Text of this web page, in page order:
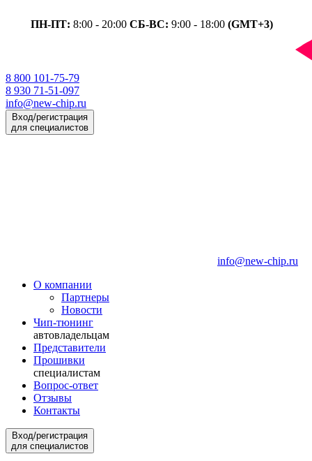
ПН-ПТ: 8:00 - 20:00 СБ-ВС: 9:00 - 18:00 (GMT+3)
8 800 101-75-79
8 930 71-51-097
info@new-chip.ru
Вход/регистрация
для специалистов
info@new-chip.ru
О компании
Партнеры
Новости
Чип-тюнинг
автовладельцам
Представители
Прошивки
специалистам
Вопрос-ответ
Отзывы
Контакты
Вход/регистрация
для специалистов